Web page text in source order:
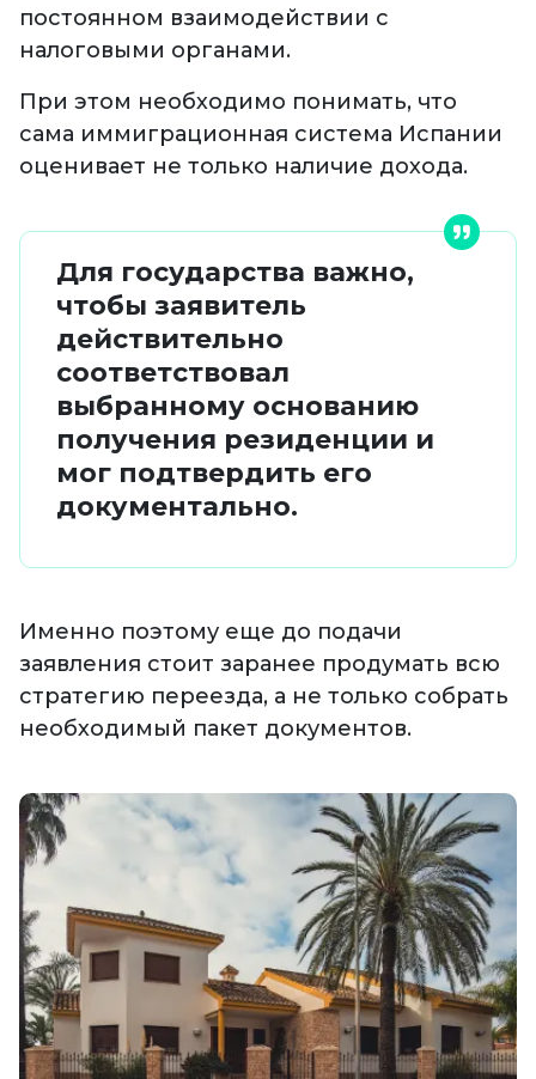
постоянном взаимодействии с
налоговыми органами.
При этом необходимо понимать, что
сама иммиграционная система Испании
оценивает не только наличие дохода.
Для государства важно,
чтобы заявитель
действительно
соответствовал
выбранному основанию
получения резиденции и
мог подтвердить его
документально.
Именно поэтому еще до подачи
заявления стоит заранее продумать всю
стратегию переезда, а не только собрать
необходимый пакет документов.